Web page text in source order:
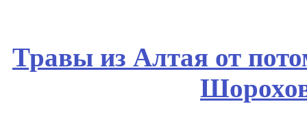
Травы из Алтая от